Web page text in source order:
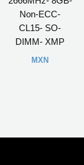
Non-ECC-
CL15- SO-
DIMM- XMP
MXN